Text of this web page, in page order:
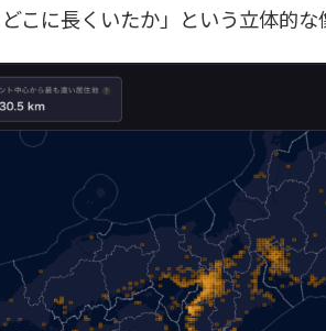
こに長くいたか」という立体的な